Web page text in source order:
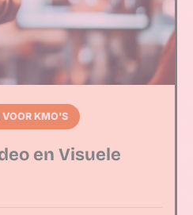
KMO'S
en Visuele